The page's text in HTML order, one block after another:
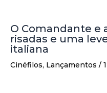
O Comandante e
risadas e uma
italiana
Cinéfilos, Lançamentos /